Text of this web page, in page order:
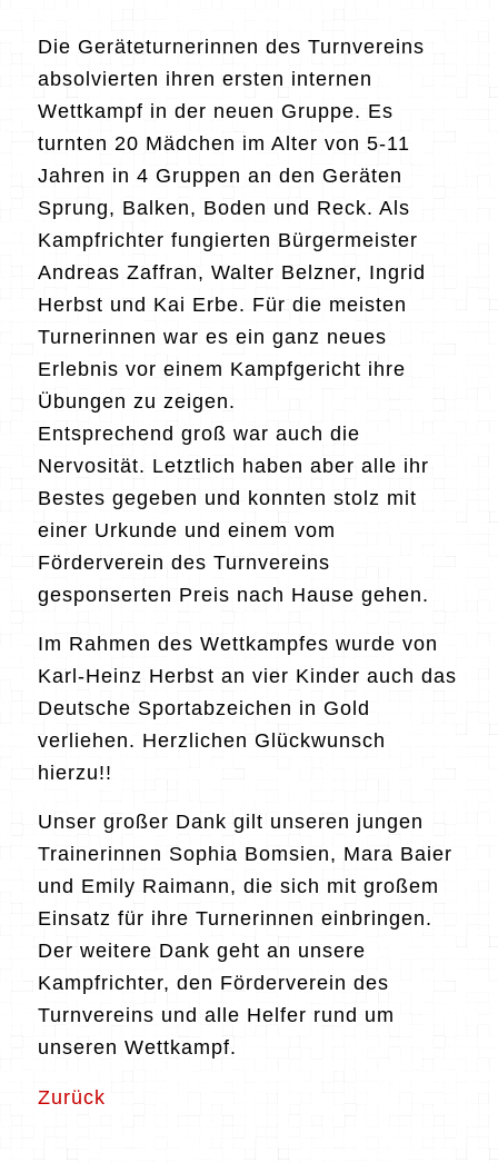
Die Geräteturnerinnen des Turnvereins
absolvierten ihren ersten internen
Wettkampf in der neuen Gruppe. Es
turnten 20 Mädchen im Alter von 5-11
Jahren in 4 Gruppen an den Geräten
Sprung, Balken, Boden und Reck. Als
Kampfrichter fungierten Bürgermeister
Andreas Zaffran, Walter Belzner, Ingrid
Herbst und Kai Erbe. Für die meisten
Turnerinnen war es ein ganz neues
Erlebnis vor einem Kampfgericht ihre
Übungen zu zeigen.
Entsprechend groß war auch die
Nervosität. Letztlich haben aber alle ihr
Bestes gegeben und konnten stolz mit
einer Urkunde und einem vom
Förderverein des Turnvereins
gesponserten Preis nach Hause gehen.
Im Rahmen des Wettkampfes wurde von
Karl-Heinz Herbst an vier Kinder auch das
Deutsche Sportabzeichen in Gold
verliehen. Herzlichen Glückwunsch
hierzu!!
Unser großer Dank gilt unseren jungen
Trainerinnen Sophia Bomsien, Mara Baier
und Emily Raimann, die sich mit großem
Einsatz für ihre Turnerinnen einbringen.
Der weitere Dank geht an unsere
Kampfrichter, den Förderverein des
Turnvereins und alle Helfer rund um
unseren Wettkampf.
Zurück